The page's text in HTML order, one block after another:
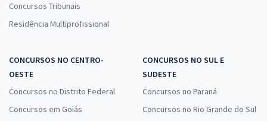
Concursos Tribunais
Residência Multiprofissional
CONCURSOS NO CENTRO-
OESTE
Concursos no Distrito Federal
Concursos em Goiás
CONCURSOS NO SUL E
SUDESTE
Concursos no Paraná
Concursos no Rio Grande do Sul